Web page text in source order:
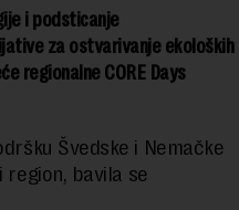
i podsticanje
za ostvarivanje ekoloških
regionalne CORE Days
Švedske i Nemačke
bavila se